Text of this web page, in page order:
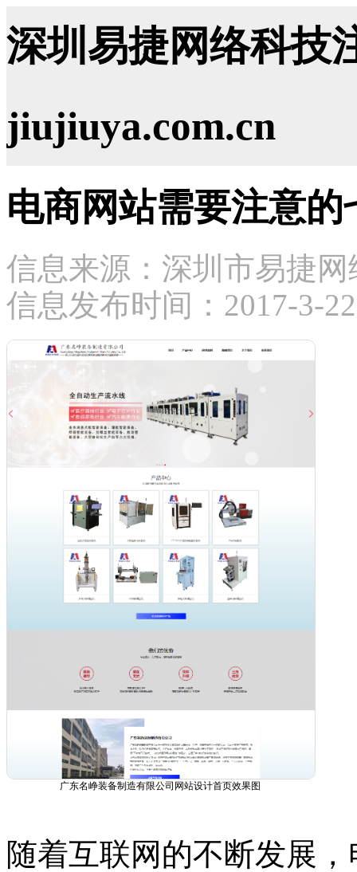
深圳易捷网络科技
jiujiuya.com.cn
电商网站需要注意的
信息来源：深圳市易捷
信息发布时间：2017-3-
广东名峥装备制造有限公司网站设计首页效果图
随着互联网的不断发展